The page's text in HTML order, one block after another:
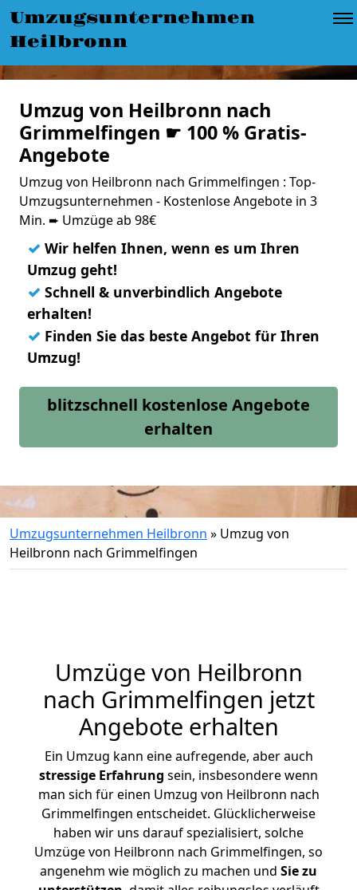
Umzugsunternehmen
Heilbronn
Umzug von Heilbronn nach
Grimmelfingen ☛ 100 % Gratis-
Angebote
Umzug von Heilbronn nach Grimmelfingen : Top-
Umzugsunternehmen - Kostenlose Angebote in 3
Min. ➨ Umzüge ab 98€
✓ Wir helfen Ihnen, wenn es um Ihren
Umzug geht!
✓ Schnell & unverbindlich Angebote
erhalten!
✓ Finden Sie das beste Angebot für Ihren
Umzug!
blitzschnell kostenlose Angebote
erhalten
Umzugsunternehmen Heilbronn » Umzug von
Heilbronn nach Grimmelfingen
Umzüge von Heilbronn
nach Grimmelfingen jetzt
Angebote erhalten
Ein Umzug kann eine aufregende, aber auch
stressige Erfahrung sein, insbesondere wenn
man sich für einen Umzug von Heilbronn nach
Grimmelfingen entscheidet. Glücklicherweise
haben wir uns darauf spezialisiert, solche
Umzüge von Heilbronn nach Grimmelfingen, so
angenehm wie möglich zu machen und Sie zu